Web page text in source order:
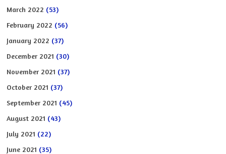
March 2022 (53)
February 2022 (56)
January 2022 (37)
December 2021 (30)
November 2021 (37)
October 2021 (37)
September 2021 (45)
August 2021 (43)
July 2021 (22)
June 2021 (35)